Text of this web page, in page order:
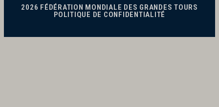
2026 FÉDÉRATION MONDIALE DES GRANDES TOURS
POLITIQUE DE CONFIDENTIALITÉ